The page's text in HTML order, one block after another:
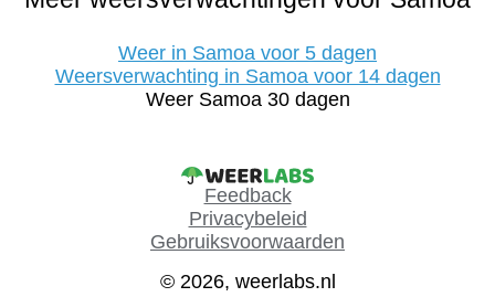
Weer in Samoa voor 5 dagen
Weersverwachting in Samoa voor 14 dagen
Weer Samoa 30 dagen
Feedback
Privacybeleid
Gebruiksvoorwaarden
© 2026, weerlabs.nl